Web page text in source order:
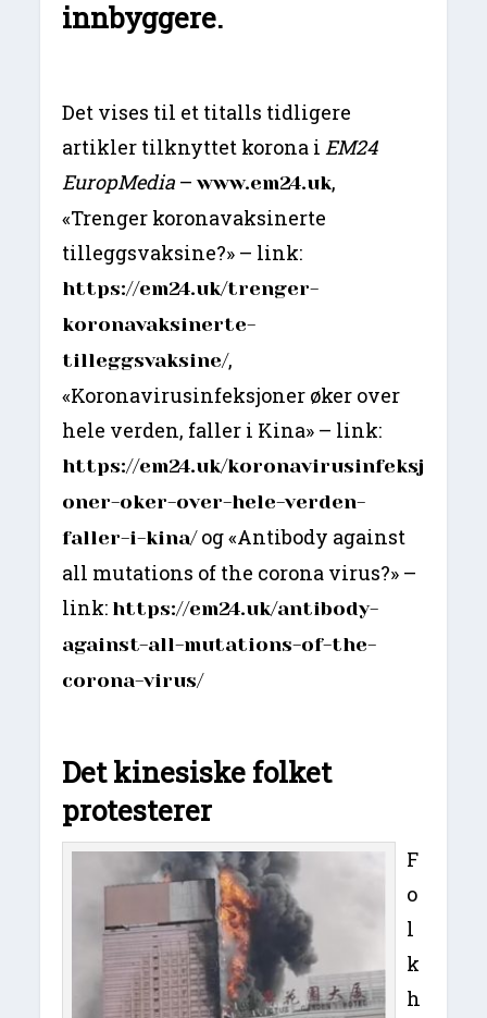
innbyggere.
Det vises til et titalls tidligere
artikler tilknyttet korona iEM24
EuropMedia –www.em24.uk,
«Trenger koronavaksinerte
tilleggsvaksine?» – link:
https://em24.uk/trenger-
koronavaksinerte-
tilleggsvaksine/,
«Koronavirusinfeksjoner øker over
hele verden, faller i Kina» – link:
https://em24.uk/koronavirusinfeksj
oner-oker-over-hele-verden-
faller-i-kina/og «Antibody against
all mutations of the corona virus?» –
link: https://em24.uk/antibody-
against-all-mutations-of-the-
corona-virus/
Det kinesiske folket
protesterer
F
o
l
k
h